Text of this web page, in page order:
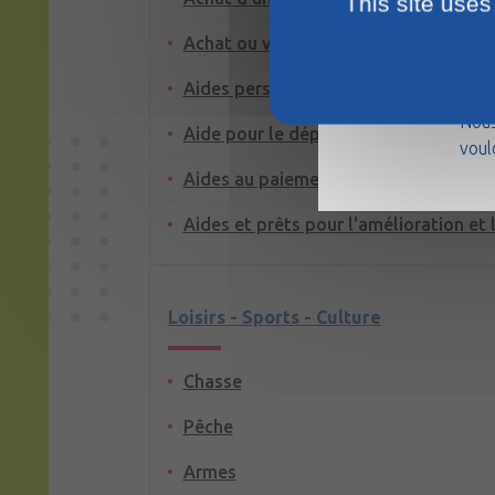
Achat ou vente d'un logement
Aides personnelles au logement
Aide pour le dépôt de garantie ou la
Aides au paiement des factures :
Aides et prêts pour l'amélioration et
Loisirs - Sports - Culture
Chasse
Pêche
Armes
La